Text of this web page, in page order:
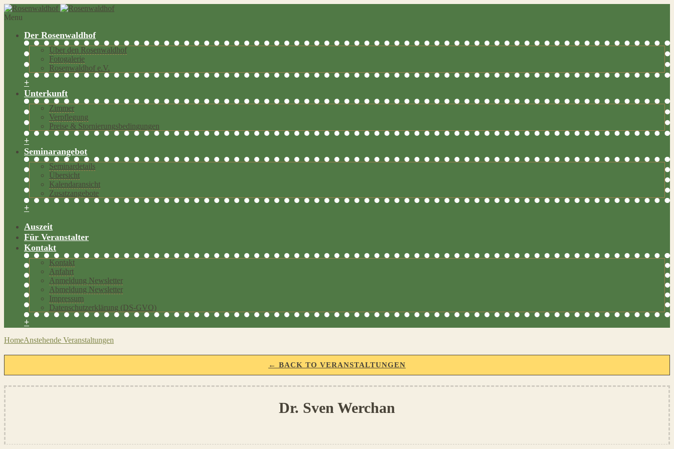
Menu
Der Rosenwaldhof
Über den Rosenwaldhof
Fotogalerie
Rosenwaldhof e.V.
+
Unterkunft
Zimmer
Verpflegung
Preise & Stornierungsbedingungen
+
Seminarangebot
Seminardetails
Übersicht
Kalendaransicht
Zusatzangebote
+
Auszeit
Für Veranstalter
Kontakt
Kontakt
Anfahrt
Anmeldung Newsletter
Abmeldung Newsletter
Impressum
Datenschutzerklärung (DS-GVO)
+
HomeAnstehende Veranstaltungen
← BACK TO VERANSTALTUNGEN
Dr. Sven Werchan